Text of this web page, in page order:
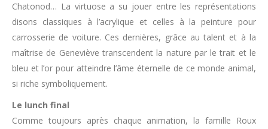
Chatonod… La virtuose a su jouer entre les représentations
disons classiques à l’acrylique et celles à la peinture pour
carrosserie de voiture. Ces dernières, grâce au talent et à la
maîtrise de Geneviève transcendent la nature par le trait et le
bleu et l’or pour atteindre l’âme éternelle de ce monde animal,
si riche symboliquement.
Le lunch final
Comme toujours après chaque animation, la famille Roux